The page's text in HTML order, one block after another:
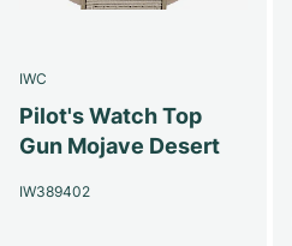
IWC
Pilot's Watch Top
Gun Mojave Desert
IW389402